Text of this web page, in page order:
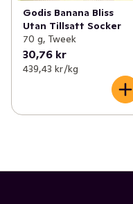
Godis Banana Bliss
Utan Tillsatt Socker
70 g, Tweek
30,76 kr
439,43 kr /kg